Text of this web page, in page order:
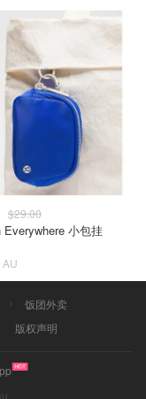
$29.00
Everywhere 小包挂
饭团外卖
版权声明